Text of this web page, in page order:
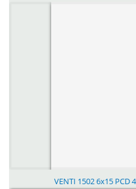
VENTI 1502 6x15 PCD